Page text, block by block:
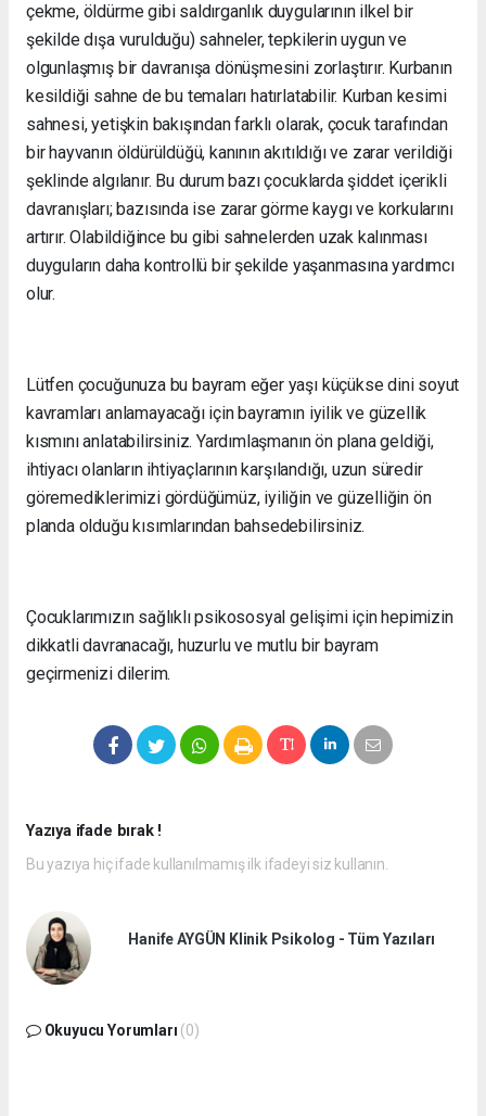
çekme, öldürme gibi saldırganlık duygularının ilkel bir
şekilde dışa vurulduğu) sahneler, tepkilerin uygun ve
olgunlaşmış bir davranışa dönüşmesini zorlaştırır. Kurbanın
kesildiği sahne de bu temaları hatırlatabilir. Kurban kesimi
sahnesi, yetişkin bakışından farklı olarak, çocuk tarafından
bir hayvanın öldürüldüğü, kanının akıtıldığı ve zarar verildiği
şeklinde algılanır. Bu durum bazı çocuklarda şiddet içerikli
davranışları; bazısında ise zarar görme kaygı ve korkularını
artırır. Olabildiğince bu gibi sahnelerden uzak kalınması
duyguların daha kontrollü bir şekilde yaşanmasına yardımcı
olur.
Lütfen çocuğunuza bu bayram eğer yaşı küçükse dini soyut
kavramları anlamayacağı için bayramın iyilik ve güzellik
kısmını anlatabilirsiniz. Yardımlaşmanın ön plana geldiği,
ihtiyacı olanların ihtiyaçlarının karşılandığı, uzun süredir
göremediklerimizi gördüğümüz, iyiliğin ve güzelliğin ön
planda olduğu kısımlarından bahsedebilirsiniz.
Çocuklarımızın sağlıklı psikososyal gelişimi için hepimizin
dikkatli davranacağı, huzurlu ve mutlu bir bayram
geçirmenizi dilerim.
Yazıya ifade bırak !
Bu yazıya hiç ifade kullanılmamış ilk ifadeyi siz kullanın.
Hanife AYGÜN Klinik Psikolog - Tüm Yazıları
Okuyucu Yorumları (0)